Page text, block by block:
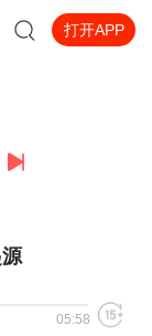
打开APP
05:58